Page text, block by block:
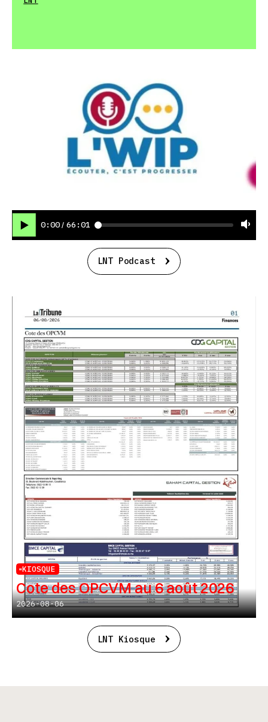
0:00 / 66:01
LNT Podcast
KIOSQUE
Cote des OPCVM au 6 août 2026
2026-08-06
LNT Kiosque